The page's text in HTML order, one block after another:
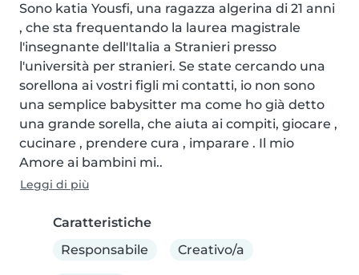
Sono katia Yousfi, una ragazza algerina di 21 anni
, che sta frequentando la laurea magistrale
l'insegnante dell'Italia a Stranieri presso
l'università per stranieri. Se state cercando una
sorellona ai vostri figli mi contatti, io non sono
una semplice babysitter ma come ho già detto
una grande sorella, che aiuta ai compiti, giocare ,
cucinare , prendere cura , imparare . Il mio
Amore ai bambini mi..
Leggi di più
Caratteristiche
Responsabile
Creativo/a